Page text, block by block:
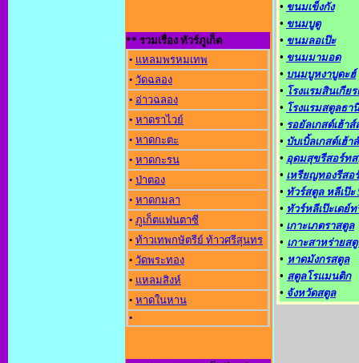
** รวมเรื่อง ทัวร์ภูเก็ต
• แหลมพรหมเทพ
• วัดฉลอง
• อ่าวฉลอง
• หาดราไวย์
• หาดกะตะ
• หาดกะรน
• ป่าตอง
• หาดกมลา
• ภูเก็ตแฟนตาซี
• ท้าวเทพกษัตรีย์ ท้าวศรีสุนทร
• วัดพระทอง
• แหลมสิงห์
• หาดในหาน
•
• ขนมเข็งกัง
• ขนมบูตู
• ขนมลอเป๊ะ
• ขนมมามอด
• บนมบูหงาบูดะฮ์
• โรงแรมสินเกีย
• โรงแรมสตูลธานี
• รอยัลเกสต์เฮ้าส์
• บับเบิ้ลเกสต์เฮ้าส์
• อุดมสุขรีสอร์ท
• เหรียญทองรีสอ
• ทัวร์สตูล หลีเป๊ะ
• ทัวร์หลีเป๊ะเดย์ท
• เกาะเภตราสตูล
• เกาะสาหร่ายส
• หาดมังกรสตูล
• สตูลโรแมนติก
• จังหวัดสตูล